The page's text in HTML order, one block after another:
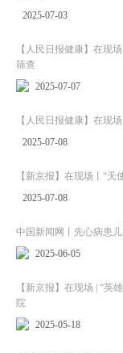
2025-07-03
【人民日报健康】在现
筛查
2025-07-07
【人民日报健康】在现
2025-07-08
【新京报】在现场丨“
2025-07-08
中国新闻网丨先心病患
2025-06-05
【新京报】在现场 | “英
院
2025-05-18